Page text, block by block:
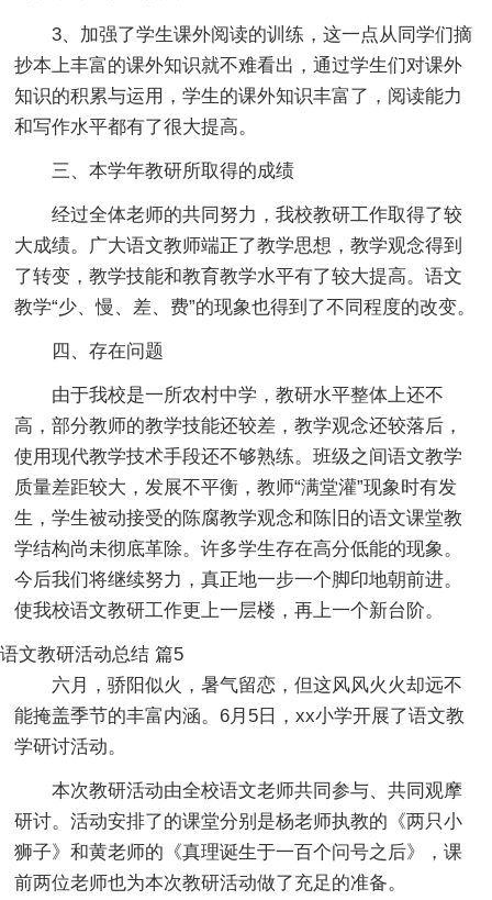
3、加强了学生课外阅读的训练，这一点从同学们摘
抄本上丰富的课外知识就不难看出，通过学生们对课外
知识的积累与运用，学生的课外知识丰富了，阅读能力
和写作水平都有了很大提高。
三、本学年教研所取得的成绩
经过全体老师的共同努力，我校教研工作取得了较
大成绩。广大语文教师端正了教学思想，教学观念得到
了转变，教学技能和教育教学水平有了较大提高。语文
教学“少、慢、差、费”的现象也得到了不同程度的改变。
四、存在问题
由于我校是一所农村中学，教研水平整体上还不
高，部分教师的教学技能还较差，教学观念还较落后，
使用现代教学技术手段还不够熟练。班级之间语文教学
质量差距较大，发展不平衡，教师“满堂灌”现象时有发
生，学生被动接受的陈腐教学观念和陈旧的语文课堂教
学结构尚未彻底革除。许多学生存在高分低能的现象。
今后我们将继续努力，真正地一步一个脚印地朝前进。
使我校语文教研工作更上一层楼，再上一个新台阶。
语文教研活动总结 篇5
六月，骄阳似火，暑气留恋，但这风风火火却远不
能掩盖季节的丰富内涵。6月5日，xx小学开展了语文教
学研讨活动。
本次教研活动由全校语文老师共同参与、共同观摩
研讨。活动安排了的课堂分别是杨老师执教的《两只小
狮子》和黄老师的《真理诞生于一百个问号之后》，课
前两位老师也为本次教研活动做了充足的准备。